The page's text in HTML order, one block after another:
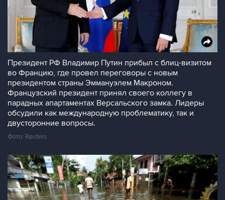
Президент РФ Владимир Путин прибыл с блиц-визитом
во Францию, где провел переговоры с новым
президентом страны Эммануэлем Макроном.
Французский президент принял своего коллегу в
парадных апартаментах Версальского замка. Лидеры
обсудили как международную проблематику, так и
двусторонние вопросы.
Фото: Reuters